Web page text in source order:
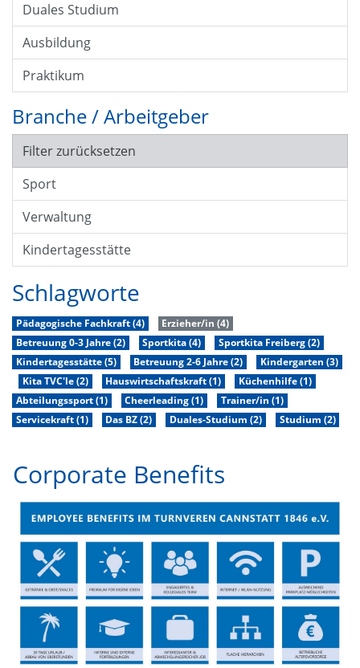
Duales Studium
Ausbildung
Praktikum
Branche / Arbeitgeber
Filter zurücksetzen
Sport
Verwaltung
Kindertagesstätte
Schlagworte
Pädagogische Fachkraft (4)
Erzieher/in (4)
Betreuung 0-3 Jahre (2)
Sportkita (4)
Sportkita Freiberg (2)
Kindertagesstätte (5)
Betreuung 2-6 Jahre (2)
Kindergarten (3)
Kita TVC'le (2)
Hauswirtschaftskraft (1)
Küchenhilfe (1)
Abteilungssport (1)
Cheerleading (1)
Trainer/in (1)
Servicekraft (1)
Das BZ (2) Duales-Studium (2) Studium (2)
Corporate Benefits